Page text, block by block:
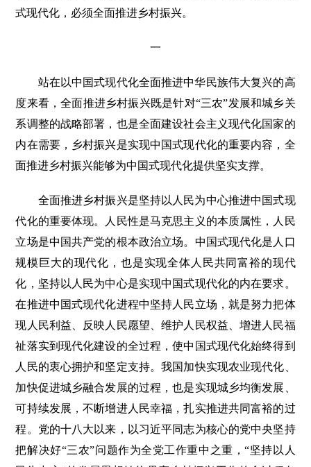
式现代化，必须全面推进乡村振兴。
一
站在以中国式现代化全面推进中华民族伟大复兴的高
度来看，全面推进乡村振兴既是针对“三农”发展和城乡关
系调整的战略部署，也是全面建设社会主义现代化国家的
内在需要，乡村振兴是实现中国式现代化的重要内容，全
面推进乡村振兴能够为中国式现代化提供坚实支撑。
全面推进乡村振兴是坚持以人民为中心推进中国式现
代化的重要体现。人民性是马克思主义的本质属性，人民
立场是中国共产党的根本政治立场。中国式现代化是人口
规模巨大的现代化，也是实现全体人民共同富裕的现代
化，坚持以人民为中心是实现中国式现代化的内在要求。
在推进中国式现代化进程中坚持人民立场，就是努力把体
现人民利益、反映人民愿望、维护人民权益、增进人民福
祉落实到现代化建设的全过程，使中国式现代化始终得到
人民的衷心拥护和坚定支持。我国加快实现农业现代化、
加快促进城乡融合发展的过程，也是实现城乡均衡发展、
可持续发展，不断增进人民幸福，扎实推进共同富裕的过
程。党的十八大以来，以习近平同志为核心的党中央坚持
把解决好“三农”问题作为全党工作重中之重，“坚持以人